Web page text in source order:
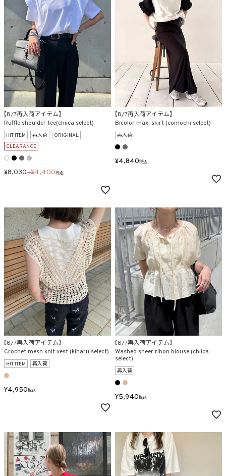
【8/7再入荷アイテム】
Ruffle shoulder tee(chiica select)
HIT ITEM 再入荷
ORIGINAL
CLEARANCE
¥8,030→¥4,400税込
【8/7再入荷アイテム】
Bicolor maxi skirt (comochi select)
再入荷
¥4,840税込
【8/7再入荷アイテム】
Crochet mesh knit vest (kiharu select)
HIT ITEM 再入荷
¥4,950税込
【8/7再入荷アイテム】
Washed sheer ribon blouse (chiica
select)
再入荷
¥5,940税込